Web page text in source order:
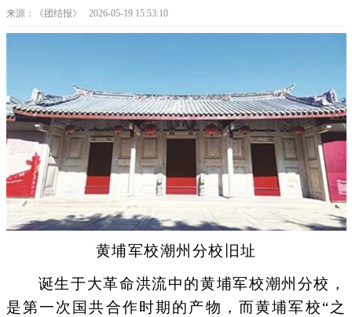
来源：《团结报》 2026-05-19 15:53:10
黄埔军校潮州分校旧址
诞生于大革命洪流中的黄埔军校潮州分校，
是第一次国共合作时期的产物，而黄埔军校“之